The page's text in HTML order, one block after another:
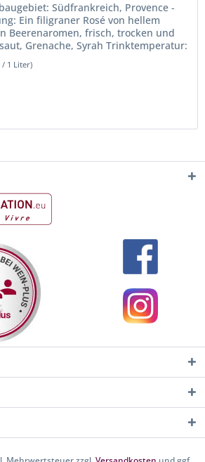
Südfrankreich, Provence -
Ein filigraner Rosé von hellem
Beerenaromen, frisch, trocken und
Grenache, Syrah Trinktemperatur:
/ 1 Liter)